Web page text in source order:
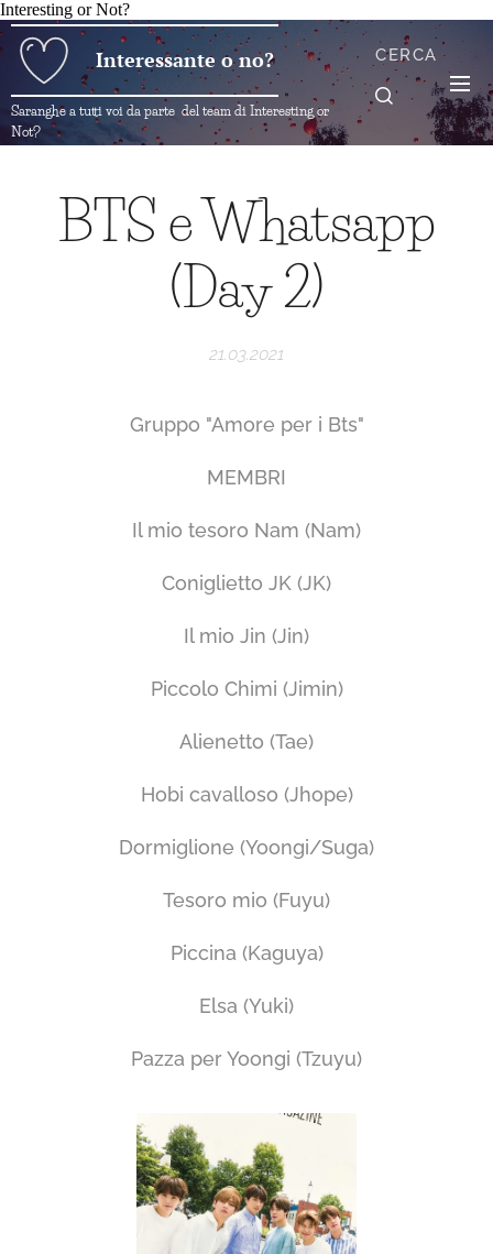
Interesting or Not?
Interessante o no?
Saranghe a tutti voi da parte del team di Interesting or
Not?
CERCA
BTS e Whatsapp
(Day 2)
21.03.2021
Gruppo "Amore per i Bts"
MEMBRI
Il mio tesoro Nam (Nam)
Coniglietto JK (JK)
Il mio Jin (Jin)
Piccolo Chimi (Jimin)
Alienetto (Tae)
Hobi cavalloso (Jhope)
Dormiglione (Yoongi/Suga)
Tesoro mio (Fuyu)
Piccina (Kaguya)
Elsa (Yuki)
Pazza per Yoongi (Tzuyu)